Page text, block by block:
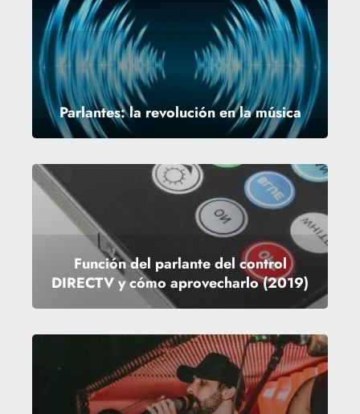
Parlantes: la revolución en la música
Función del parlante del control
DIRECTV y cómo aprovecharlo (2019)